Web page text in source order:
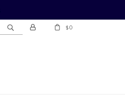
$0